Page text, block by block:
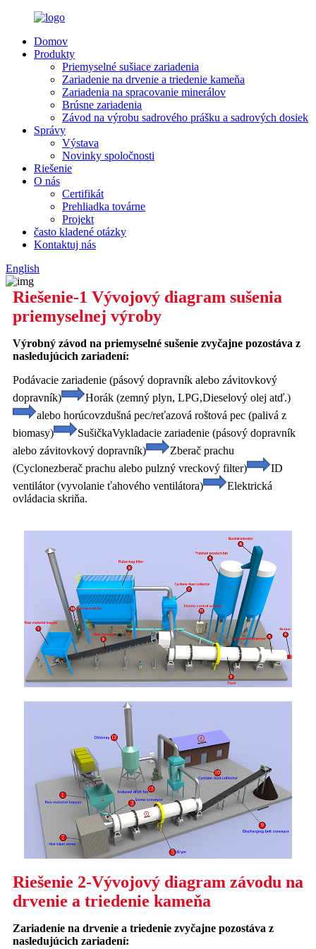
Domov
Produkty
Priemyselné sušiace zariadenia
Zariadenie na drvenie a triedenie kameňa
Zariadenia na spracovanie minerálov
Brúsne zariadenia
Závod na výrobu sadrového prášku a sadrových dosiek
Správy
Výstava
Novinky spoločnosti
Riešenie
O nás
Certifikát
Prehliadka továrne
Projekt
často kladené otázky
Kontaktuj nás
English
Riešenie-1 Vývojový diagram sušenia
priemyselnej výroby
Výrobný závod na priemyselné sušenie zvyčajne pozostáva z
nasledujúcich zariadení:
Podávacie zariadenie (pásový dopravník alebo závitovkový
dopravník)
Horák (zemný plyn, LPG,Dieselový olej atď.)
alebo horúcovzdušná pec/reťazová roštová pec (palivá z
biomasy)
SušičkaVykladacie zariadenie (pásový dopravník
alebo závitovkový dopravník)
Zberač prachu
(Cyclonezberač prachu alebo pulzný vreckový filter)
ID
ventilátor (vyvolanie ťahového ventilátora)
Elektrická
ovládacia skriňa.
Riešenie 2-Vývojový diagram závodu na
drvenie a triedenie kameňa
Zariadenie na drvenie a triedenie zvyčajne pozostáva z
nasledujúcich zariadení: